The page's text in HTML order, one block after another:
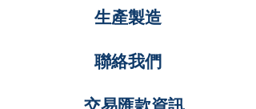
生產製造
聯絡我們